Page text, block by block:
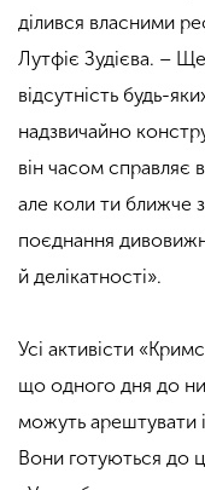
ділився власними
Лутфіє Зудієва. –
відсутність будь-
надзвичайно
він часом справляє
але коли ти ближче
поєднання
й делікатності».
Усі активісти
що одного дня до
можуть арештувати
Вони готуються до